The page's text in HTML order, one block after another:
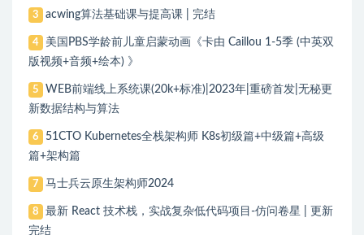
3 acwing算法基础课与提高课 | 完结
4
美国PBS学龄前儿童启蒙动画《卡由 Caillou 1-5季 (中英双
版视频+音频+绘本) 》
5
WEB前端线上系统课(20k+标准)|2023年|重磅首发|无秘更
新数据结构与算法
6
51CTO Kubernetes全栈架构师 K8s初级篇+中级篇+高级
篇+架构篇
7 马士兵云原生架构师2024
8
最新 React 技术栈，实战复杂低代码项目-仿问卷星 | 更新
完结